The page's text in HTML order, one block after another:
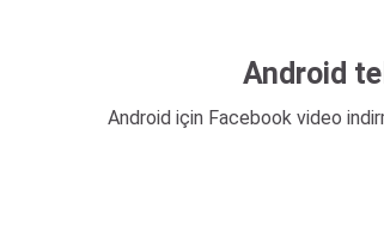
Android
Android için Facebook video